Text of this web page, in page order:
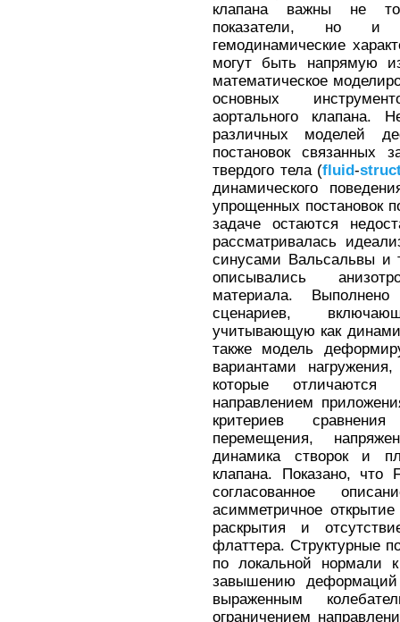
клапана важны не
показатели, но и
гемодинамические
могут быть напрямую
математическое
основных
аортального клапана.
различных моделей
постановок связанных
твердого тела (fluid-
динамического
упрощенных постановок
задаче остаются
рассматривалась
синусами Вальсальвы и
описывались
материала.
сценариев,
учитывающую как
также модель
вариантами
которые
направлением
критериев
перемещения,
динамика створок и
клапана. Показано, что
согласованное
асимметричное
раскрытия и
флаттера. Структурные
по локальной нормали
завышению
выраженным
ограничением